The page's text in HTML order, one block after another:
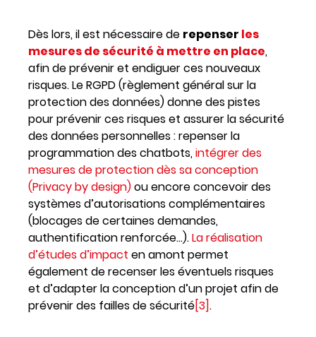
Dès lors, il est nécessaire de repenser les
mesures de sécurité à mettre en place,
afin de prévenir et endiguer ces nouveaux
risques. Le RGPD (règlement général sur la
protection des données) donne des pistes
pour prévenir ces risques et assurer la sécurité
des données personnelles : repenser la
programmation des chatbots,intégrer des
mesures de protection dès sa conception
(Privacy by design)ou encore concevoir des
systèmes d’autorisations complémentaires
(blocages de certaines demandes,
authentification renforcée…).La réalisation
d’études d’impact en amont permet
également de recenser les éventuels risques
et d’adapter la conception d’un projet afin de
prévenir des failles de sécurité[3].